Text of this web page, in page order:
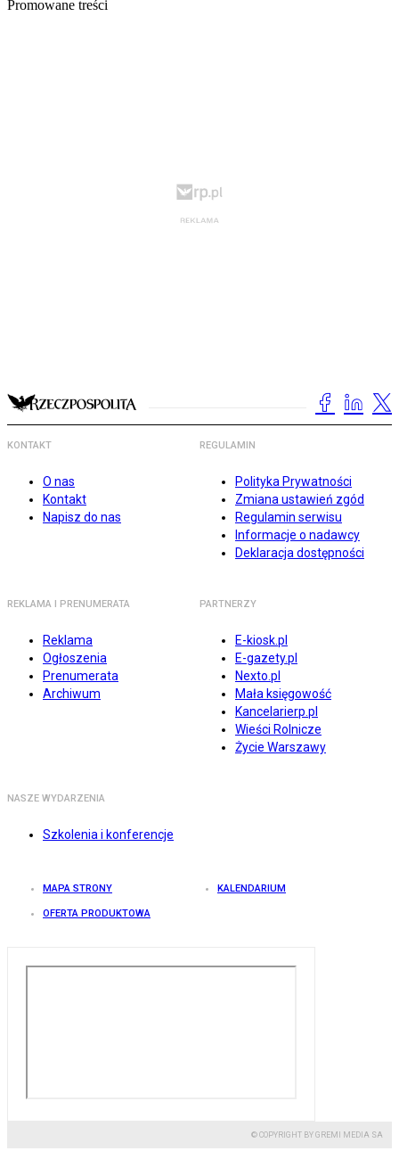
Promowane treści
KONTAKT
O nas
Kontakt
Napisz do nas
REGULAMIN
Polityka Prywatności
Zmiana ustawień zgód
Regulamin serwisu
Informacje o nadawcy
Deklaracja dostępności
REKLAMA I PRENUMERATA
Reklama
Ogłoszenia
Prenumerata
Archiwum
PARTNERZY
E-kiosk.pl
E-gazety.pl
Nexto.pl
Mała księgowość
Kancelarierp.pl
Wieści Rolnicze
Życie Warszawy
NASZE WYDARZENIA
Szkolenia i konferencje
MAPA STRONY KALENDARIUM
OFERTA PRODUKTOWA
© COPYRIGHT BY GREMI MEDIA SA